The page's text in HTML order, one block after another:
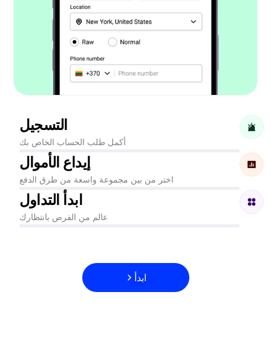
التسجيل
أكمل طلب الحساب الخاص بك
إيداع الأموال
اختر من بين مجموعة واسعة من طرق الدفع
ابدأ التداول
عالم من الفرص بانتظارك
ابدأ